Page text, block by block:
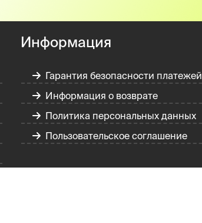
Информация
Гарантия безопасности платежей
Информация о возврате
Политика персональных данных
Пользовательское соглашение